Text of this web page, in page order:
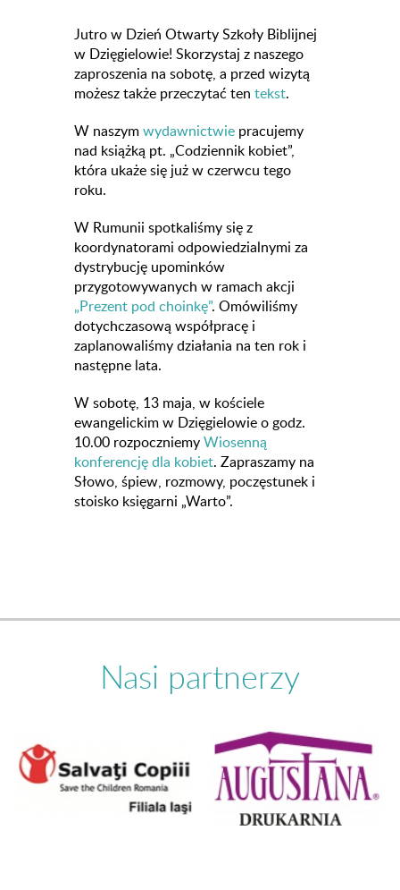
Jutro w Dzień Otwarty Szkoły Biblijnej
w Dzięgielowie! Skorzystaj z naszego
zaproszenia na sobotę, a przed wizytą
możesz także przeczytać tentekst.
W naszymwydawnictwie pracujemy
nad książką pt. „Codziennik kobiet”,
która ukaże się już w czerwcu tego
roku.
W Rumunii spotkaliśmy się z
koordynatorami odpowiedzialnymi za
dystrybucję upominków
przygotowywanych w ramach akcji
„Prezent pod choinkę”. Omówiliśmy
dotychczasową współpracę i
zaplanowaliśmy działania na ten rok i
następne lata.
W sobotę, 13 maja, w kościele
ewangelickim w Dzięgielowie o godz.
10.00 rozpoczniemyWiosenną
konferencję dla kobiet. Zapraszamy na
Słowo, śpiew, rozmowy, poczęstunek i
stoisko księgarni „Warto”.
Nasi partnerzy